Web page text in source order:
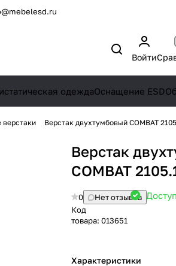
Войти
одеждаОснащение ESD
Верстак двухтумбовый COMBAT
Верстак
COMBAT
0
Нет отзывов
Код
товара: 013651
Характеристики